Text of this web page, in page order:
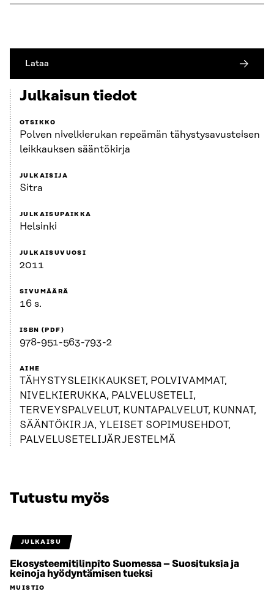
Lataa
Julkaisun tiedot
OTSIKKO
Polven nivelkierukan repeämän tähystysavusteisen
leikkauksen sääntökirja
JULKAISIJA
Sitra
JULKAISUPAIKKA
Helsinki
JULKAISUVUOSI
2011
SIVUMÄÄRÄ
16 s.
ISBN (PDF)
978-951-563-793-2
AIHE
TÄHYSTYSLEIKKAUKSET, POLVIVAMMAT,
NIVELKIERUKKA, PALVELUSETELI,
TERVEYSPALVELUT, KUNTAPALVELUT, KUNNAT,
SÄÄNTÖKIRJA, YLEISET SOPIMUSEHDOT,
PALVELUSETELIJÄRJESTELMÄ
Tutustu myös
JULKAISU
Ekosysteemitilinpito Suomessa – Suosituksia ja
keinoja hyödyntämisen tueksi
MUISTIO